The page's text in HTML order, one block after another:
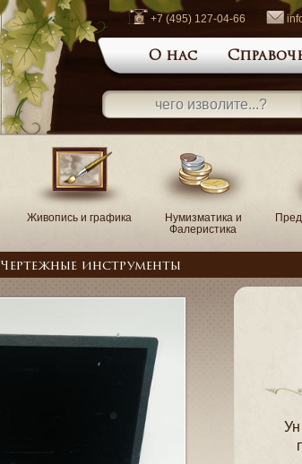
+7 (495) 127-04-66
О нас
Живопись и графика
Нумизматика и
Фалеристика
Чертежные инструменты